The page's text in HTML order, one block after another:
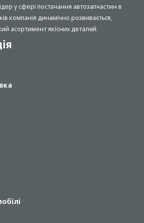
у сфері постачання автозапчастин в
компанія динамічно розвивається,
асортимент якісних деталей.